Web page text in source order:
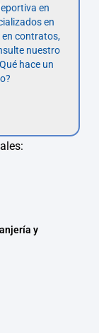
en
en
en contratos,
nuestro
hace un
y